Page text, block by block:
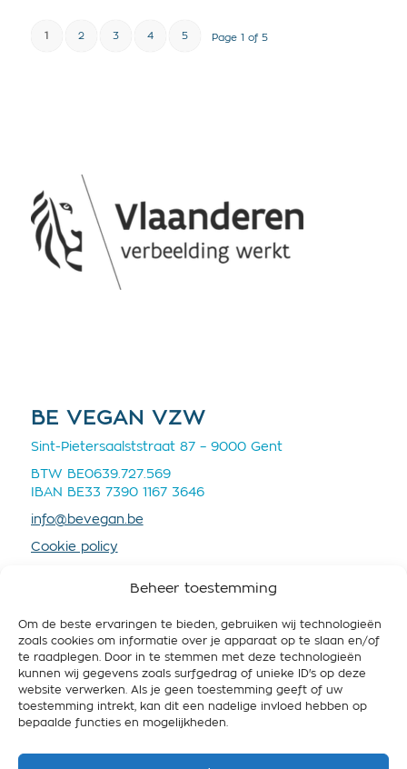
Beheer toestemming
Om de beste ervaringen te bieden, gebruiken wij technologieën
zoals cookies om informatie over je apparaat op te slaan en/of
te raadplegen. Door in te stemmen met deze technologieën
kunnen wij gegevens zoals surfgedrag of unieke ID's op deze
website verwerken. Als je geen toestemming geeft of uw
toestemming intrekt, kan dit een nadelige invloed hebben op
bepaalde functies en mogelijkheden.
Page 1 of 5
1 2 3 4 5
BE VEGAN VZW
Sint-Pietersaalststraat 87 – 9000 Gent
BTW BE0639.727.569
IBAN BE33 7390 1167 3646
info@bevegan.be
Cookie policy
STEUN BE VEGAN
Help ons om België vegan-friendly te maken! Steun
Wil jij mee het
×